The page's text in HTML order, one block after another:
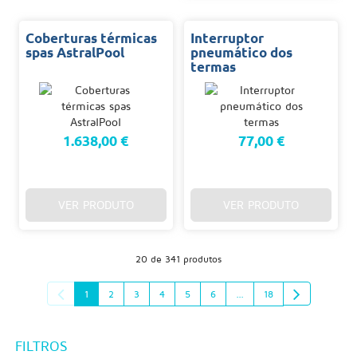
Coberturas térmicas
spas AstralPool
1.638,00 €
VER PRODUTO
Interruptor
pneumático dos
termas
77,00 €
VER PRODUTO
20 de 341 produtos
1 2 3 4 5 6 ... 18
FILTROS